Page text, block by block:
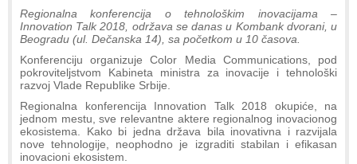
Regionalna konferencija o tehnološkim inovacijama –
Innovation Talk 2018, održava se danas u Kombank dvorani, u
Beogradu (ul. Dečanska 14), sa početkom u 10 časova.
Konferenciju organizuje Color Media Communications, pod
pokroviteljstvom Kabineta ministra za inovacije i tehnološki
razvoj Vlade Republike Srbije.
Regionalna konferencija Innovation Talk 2018 okupiće, na
jednom mestu, sve relevantne aktere regionalnog inovacionog
ekosistema. Kako bi jedna država bila inovativna i razvijala
nove tehnologije, neophodno je izgraditi stabilan i efikasan
inovacioni ekosistem.